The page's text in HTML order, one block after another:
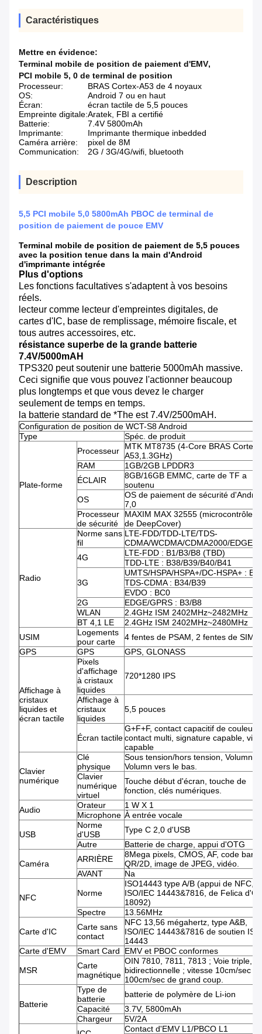
Caractéristiques
Mettre en évidence:
Terminal mobile de position de paiement d'EMV,
PCI mobile 5, 0 de terminal de position
Processeur:
BRAS Cortex-A53 de 4 noyaux
OS:
Android 7 ou en haut
Écran:
écran tactile de 5,5 pouces
Empreinte digitale:Aratek, FBI a certifié
Batterie:
7.4V 5800mAh
Imprimante:
Imprimante thermique inbedded
Caméra arrière:
pixel de 8M
Communication:
2G / 3G/4G/wifi, bluetooth
Description
5,5 PCI mobile 5,0 5800mAh PBOC de terminal de
position de paiement de pouce EMV
Terminal mobile de position de paiement de 5,5 pouces
avec la position tenue dans la main d'Android
d'imprimante intégrée
Plus d'options
Les fonctions facultatives s'adaptent à vos besoins
réels.
lecteur comme lecteur d'empreintes digitales, de
cartes d'IC, base de remplissage, mémoire fiscale, et
tous autres accessoires, etc.
résistance superbe de la grande batterie
7.4V/5000mAH
TPS320 peut soutenir une batterie 5000mAh massive.
Ceci signifie que vous pouvez l'actionner beaucoup
plus longtemps et que vous devez le charger
seulement de temps en temps.
la batterie standard de *The est 7.4V/2500mAH.
Configuration de position de WCT-S8 Android
Type
Spéc. de produit
Plate-forme
Processeur
MTK MT8735 (4-Core BRAS Cortex-
A53,1.3GHz)
RAM
1GB/2GB LPDDR3
ÉCLAIR
8GB/16GB EMMC, carte de TF a
soutenu
OS
OS de paiement de sécurité
7,0
Processeur
de sécurité
MAXIM MAX 32555
de DeepCover)
Radio
Norme sans
fil
LTE-FDD/TDD-LTE/TDS-
CDMA/WCDMA/CDMA2000/EDGE/
4G
LTE-FDD : B1/B3/B8 (TBD)
TDD-LTE : B38/B39/B40/B41
3G
UMTS/HSPA/HSPA+/DC-HSPA+ :
TDS-CDMA : B34/B39
EVDO : BC0
2G
EDGE/GPRS : B3/B8
WLAN
2.4GHz ISM 2402MHz~2482MHz
BT 4,1 LE
2.4GHz ISM 2402MHz~2480MHz
USIM
Logements
pour carte
4 fentes de PSAM, 2 fentes de SIM
GPS
GPS GPS, GLONASS
Affichage à
cristaux
liquides et
écran tactile
Pixels
d'affichage
à cristaux
liquides
720*1280 IPS
Affichage à
cristaux
liquides
5,5 pouces
Écran tactile
G+F+F, contact capacitif de couleur,
contact multi, signature capable,
capable
Clavier
numérique
Clé
physique
Sous tension/hors tension, Volumn,
Volumn vers le bas.
Clavier
numérique
virtuel
Touche début d'écran, touche de
fonction, clés numériques.
Audio Orateur
1 W X 1
Microphone À entrée vocale
USB
Norme
d'USB
Type C 2,0 d'USB
Autre
Batterie de charge, appui d'OTG
Caméra ARRIÈRE
8Mega pixels, CMOS, AF, code
QR/2D, image de JPEG, vidéo.
AVANT
Na
NFC Norme
ISO14443 type A/B (appui de NFC,
ISO/IEC 14443&7816, de Felica
18092)
Spectre
13.56MHz
Carte d'IC
Carte sans
contact
NFC 13,56 mégahertz, type A&B,
ISO/IEC 14443&7816 de soutien
14443
Carte d'EMV
Smart Card EMV et PBOC conformes
MSR
Carte
magnétique
OIN 7810, 7811, 7813 ; Voie triple,
bidirectionnelle ; vitesse 10cm/sec -
100cm/sec de grand coup.
Batterie
Type de
batterie
batterie de polymère de Li-ion
Capacité
3.7V, 5800mAh
Chargeur
5V/2A
Contact d'EMV L1/PBCO L1